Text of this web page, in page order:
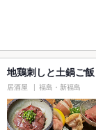
地鶏刺しと土鍋ご
居酒屋 福島・新福島